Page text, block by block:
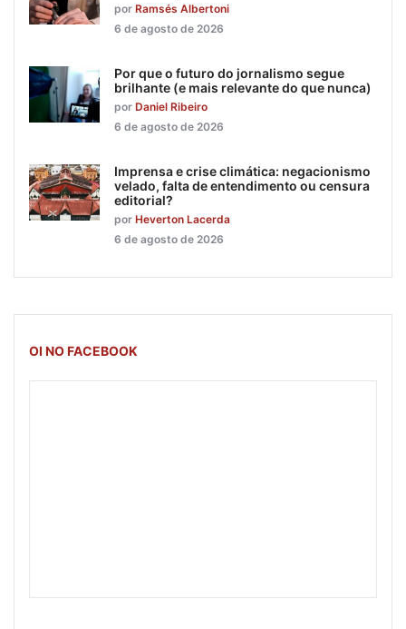
por Ramsés Albertoni
6 de agosto de 2026
Por que o futuro do jornalismo segue
brilhante (e mais relevante do que nunca)
por Daniel Ribeiro
6 de agosto de 2026
Imprensa e crise climática: negacionismo
velado, falta de entendimento ou censura
editorial?
por Heverton Lacerda
6 de agosto de 2026
OI NO FACEBOOK